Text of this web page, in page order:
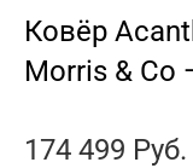
Ковёр
Morris & Co
174 499 Руб.